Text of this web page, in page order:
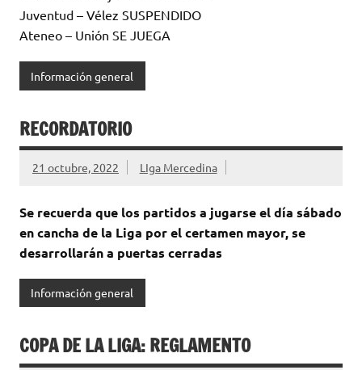
Juventud – Vélez SUSPENDIDO
Ateneo – Unión SE JUEGA
Información general
RECORDATORIO
21 octubre, 2022 LIga Mercedina
Se recuerda que los partidos a jugarse el día sábado
en cancha de la Liga por el certamen mayor, se
desarrollarán a puertas cerradas
Información general
COPA DE LA LIGA: REGLAMENTO